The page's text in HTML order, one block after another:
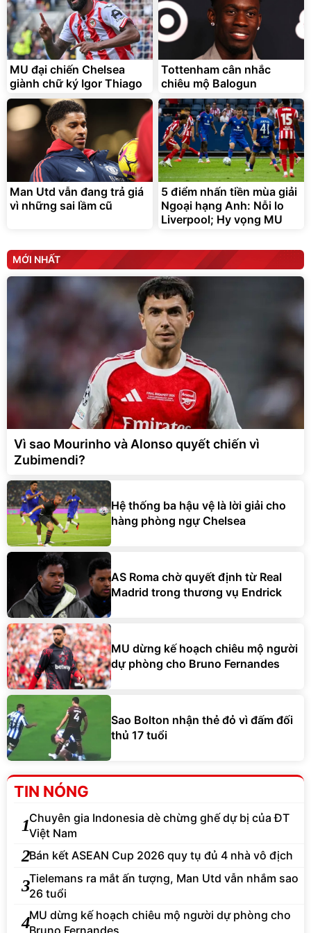
MU đại chiến Chelsea
giành chữ ký Igor Thiago
Tottenham cân nhắc
chiêu mộ Balogun
Man Utd vẫn đang trả giá
vì những sai lầm cũ
5 điểm nhấn tiền mùa giải
Ngoại hạng Anh: Nỗi lo
Liverpool; Hy vọng MU
MỚI NHẤT
Vì sao Mourinho và Alonso quyết chiến vì
Zubimendi?
Hệ thống ba hậu vệ là lời giải cho
hàng phòng ngự Chelsea
AS Roma chờ quyết định từ Real
Madrid trong thương vụ Endrick
MU dừng kế hoạch chiêu mộ người
dự phòng cho Bruno Fernandes
Sao Bolton nhận thẻ đỏ vì đấm đối
thủ 17 tuổi
TIN NÓNG
1Chuyên gia Indonesia dè chừng ghế dự bị của ĐT
Việt Nam
2Bán kết ASEAN Cup 2026 quy tụ đủ 4 nhà vô địch
3Tielemans ra mắt ấn tượng, Man Utd vẫn nhắm sao
26 tuổi
4MU dừng kế hoạch chiêu mộ người dự phòng cho
Bruno Fernandes